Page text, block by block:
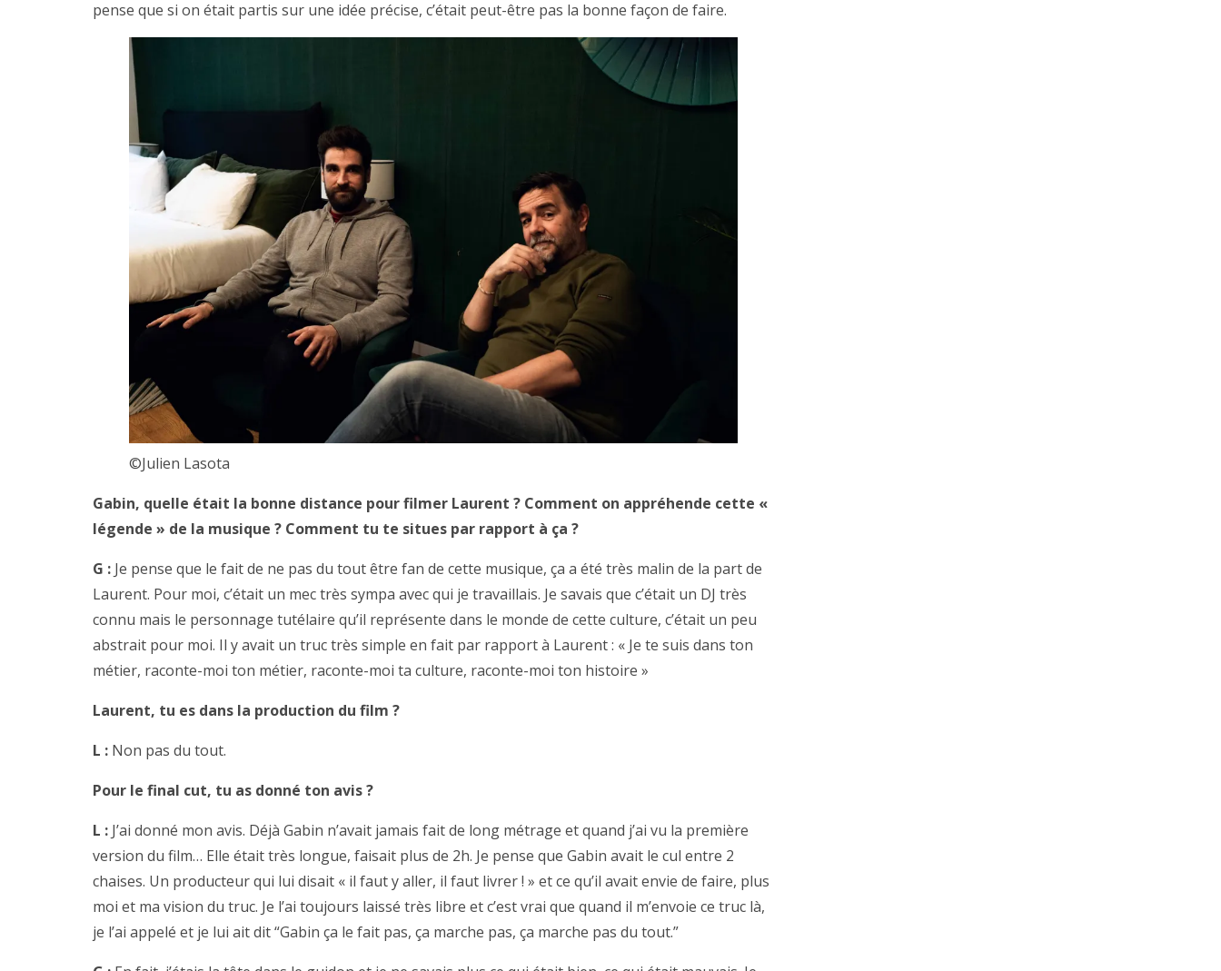
pense que si on était partis sur une idée précise, c’était peut-être pas la bonne façon de faire.
©Julien Lasota
Gabin, quelle était la bonne distance pour filmer Laurent ? Comment on appréhende cette «
légende » de la musique ? Comment tu te situes par rapport à ça ?
G : Je pense que le fait de ne pas du tout être fan de cette musique, ça a été très malin de la part de
Laurent. Pour moi, c’était un mec très sympa avec qui je travaillais. Je savais que c’était un DJ très
connu mais le personnage tutélaire qu’il représente dans le monde de cette culture, c’était un peu
abstrait pour moi. Il y avait un truc très simple en fait par rapport à Laurent : « Je te suis dans ton
métier, raconte-moi ton métier, raconte-moi ta culture, raconte-moi ton histoire »
Laurent, tu es dans la production du film ?
L : Non pas du tout.
Pour le final cut, tu as donné ton avis ?
L : J’ai donné mon avis. Déjà Gabin n’avait jamais fait de long métrage et quand j’ai vu la première
version du film… Elle était très longue, faisait plus de 2h. Je pense que Gabin avait le cul entre 2
chaises. Un producteur qui lui disait « il faut y aller, il faut livrer ! » et ce qu’il avait envie de faire, plus
moi et ma vision du truc. Je l’ai toujours laissé très libre et c’est vrai que quand il m’envoie ce truc là,
je l’ai appelé et je lui ait dit “Gabin ça le fait pas, ça marche pas, ça marche pas du tout.”